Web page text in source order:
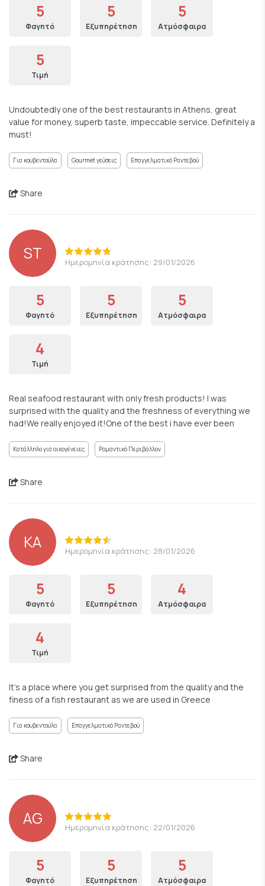
5
Φαγητό
5
Εξυπηρέτηση
5
Ατμόσφαιρα
5
Τιμή
Undoubtedly one of the best restaurants in Athens, great
value for money, superb taste, impeccable service. Definitely a
must!
Για κουβεντούλα Gourmet γεύσεις Επαγγελματικό Ραντεβού
Share
ST Ημερομηνία κράτησης: 29/01/2026
5
Φαγητό
5
Εξυπηρέτηση
5
Ατμόσφαιρα
4
Τιμή
Real seafood restaurant with only fresh products! I was
surprised with the quality and the freshness of everything we
had!We really enjoyed it!One of the best i have ever been
Κατάλληλο για οικογένειες Ρομαντικό Περιβάλλον
Share
KA Ημερομηνία κράτησης: 28/01/2026
5
Φαγητό
5
Εξυπηρέτηση
4
Ατμόσφαιρα
4
Τιμή
It’s a place where you get surprised from the quality and the
finess of a fish restaurant as we are used in Greece
Για κουβεντούλα Επαγγελματικό Ραντεβού
Share
AG Ημερομηνία κράτησης: 22/01/2026
5
Φαγητό
5
Εξυπηρέτηση
5
Ατμόσφαιρα